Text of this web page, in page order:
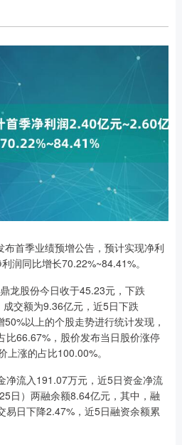
首季业绩预增公告，预计实现净利
润同比增长70.22%~84.41%。
龙股份今日收于45.23元，下跌
交额为9.36亿元，近5日下跌
以上的个股走势进行统计发现，
比66.67%，股价发布当日股价涨停
涨的占比100.00%。
净流入191.07万元，近5日资金净流
日）两融余额8.64亿元，其中，融
易日下降2.47%，近5日融资余额累